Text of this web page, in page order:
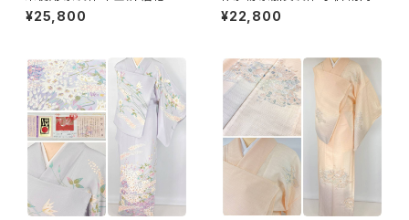
問着 袷 正絹 紫 グレー 白 1165
¥25,800
正絹 袷 浅葱鼠 青緑 グレー 白
1157
¥22,800